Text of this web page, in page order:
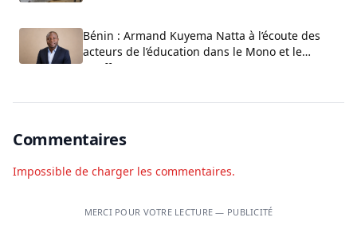
Bénin : Armand Kuyema Natta à l’écoute des
acteurs de l’éducation dans le Mono et le
Couffo
Commentaires
Impossible de charger les commentaires.
MERCI POUR VOTRE LECTURE — PUBLICITÉ